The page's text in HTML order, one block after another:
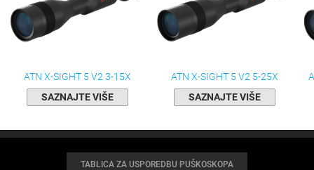
ATN X-SIGHT 5 V2 3-15X
SAZNAJTE VIŠE
ATN X-SIGHT 5 V2 5-25X
SAZNAJTE VIŠE
TABLICA ZA USPOREDBU PUŠKOSKOPA